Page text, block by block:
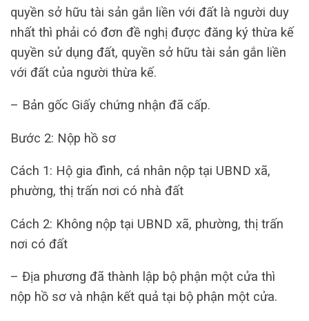
quyền sở hữu tài sản gắn liền với đất là người duy
nhất thì phải có đơn đề nghị được đăng ký thừa kế
quyền sử dụng đất, quyền sở hữu tài sản gắn liền
với đất của người thừa kế.
– Bản gốc Giấy chứng nhận đã cấp.
Bước 2: Nộp hồ sơ
Cách 1: Hộ gia đình, cá nhân nộp tại UBND xã,
phường, thị trấn nơi có nhà đất
Cách 2: Không nộp tại UBND xã, phường, thị trấn
nơi có đất
– Địa phương đã thành lập bộ phận một cửa thì
nộp hồ sơ và nhận kết quả tại bộ phận một cửa.